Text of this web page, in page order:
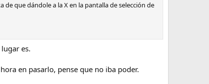
que dándole a la X en la pantalla de selección de
es.
en pasarlo, pense que no iba poder.